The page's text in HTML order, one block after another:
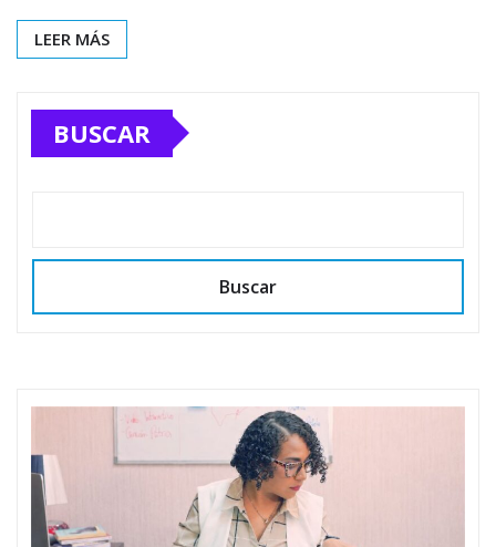
LEER MÁS
BUSCAR
Buscar